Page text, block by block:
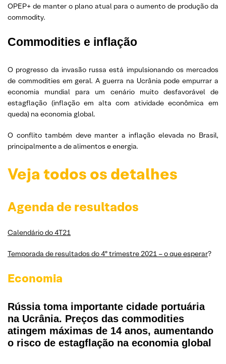
OPEP+ de manter o plano atual para o aumento de produção da
commodity.
Commodities e inflação
O progresso da invasão russa está impulsionando os mercados
de commodities em geral. A guerra na Ucrânia pode empurrar a
economia mundial para um cenário muito desfavorável de
estagflação (inflação em alta com atividade econômica em
queda) na economia global.
O conflito também deve manter a inflação elevada no Brasil,
principalmente a de alimentos e energia.
Veja todos os detalhes
Agenda de resultados
Calendário do 4T21
Temporada de resultados do 4º trimestre 2021 – o que esperar?
Economia
Rússia toma importante cidade portuária
na Ucrânia. Preços das commodities
atingem máximas de 14 anos, aumentando
o risco de estagflação na economia global